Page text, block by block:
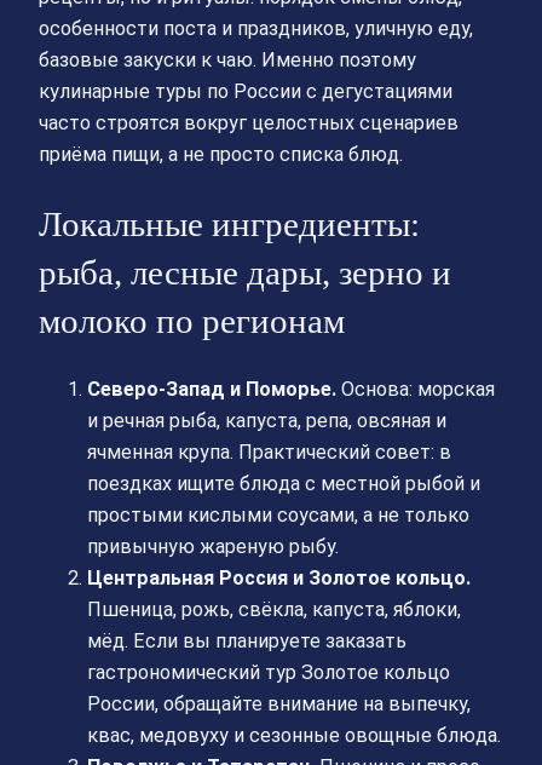
особенности поста и праздников, уличную еду,
базовые закуски к чаю. Именно поэтому
кулинарные туры по России с дегустациями
часто строятся вокруг целостных сценариев
приёма пищи, а не просто списка блюд.
Локальные ингредиенты:
рыба, лесные дары, зерно и
молоко по регионам
Северо-Запад и Поморье. Основа: морская
и речная рыба, капуста, репа, овсяная и
ячменная крупа. Практический совет: в
поездках ищите блюда с местной рыбой и
простыми кислыми соусами, а не только
привычную жареную рыбу.
Центральная Россия и Золотое кольцо.
Пшеница, рожь, свёкла, капуста, яблоки,
мёд. Если вы планируете заказать
гастрономический тур Золотое кольцо
России, обращайте внимание на выпечку,
квас, медовуху и сезонные овощные блюда.